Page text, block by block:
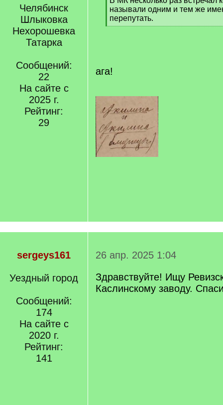
Челябинск
Шлыковка
Нехорошевка
Татарка
Сообщений:
22
На сайте с
2025 г.
Рейтинг:
29
q
]
называли одним и тем же
перепутать.
[
ага!
sergeys161
Уездный город
Сообщений:
174
На сайте с
2020 г.
Рейтинг:
141
26 апр. 2025 1:04
Здравствуйте! Ищу
Каслинскому заводу.